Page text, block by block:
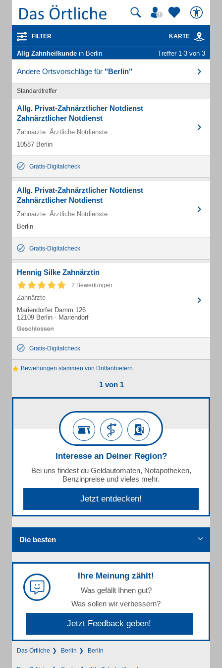
FILTER KARTE
Allg Zahnheilkunde in Berlin Treffer 1-3 von 3
Andere Ortsvorschläge für "Berlin"
Standardtreffer
Allg. Privat-Zahnärztlicher Notdienst
Zahnärztlicher Notdienst
Zahnärzte: Ärztliche Notdienste
10587 Berlin
Gratis-Digitalcheck
Allg. Privat-Zahnärztlicher Notdienst
Zahnärztlicher Notdienst
Zahnärzte: Ärztliche Notdienste
Berlin
Gratis-Digitalcheck
Hennig Silke Zahnärztin
2 Bewertungen
Zahnärzte
Mariendorfer Damm 126
12109 Berlin - Mariendorf
Gratis-Digitalcheck
Bewertungen stammen von Drittanbietern
1 von 1
Interesse an Deiner Region?
Bei uns findest du Geldautomaten, Notapotheken,
Benzinpreise und vieles mehr.
Jetzt entdecken!
Die besten
Ihre Meinung zählt!
Was gefällt Ihnen gut?
Was sollen wir verbessern?
Jetzt Feedback geben!
Das Örtliche Berlin Berlin